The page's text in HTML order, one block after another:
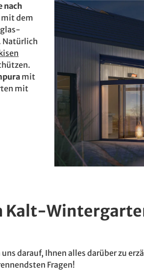
nach
mit dem
Natürlich
mit
mit
Kalt-
darauf, Ihnen alles darüber zu
Fragen!